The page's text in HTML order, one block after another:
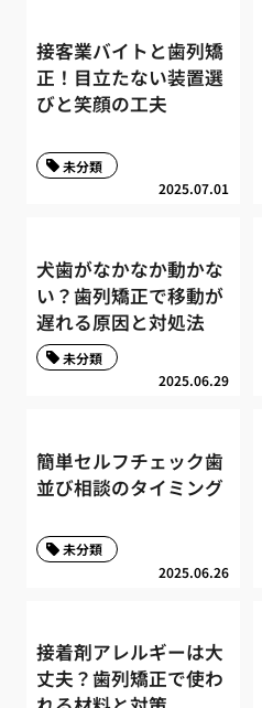
接客業バイトと歯列矯
正！目立たない装置選
びと笑顔の工夫
2025.07.01
未分類
犬歯がなかなか動かな
い？歯列矯正で移動が
遅れる原因と対処法
2025.06.29
未分類
簡単セルフチェック歯
並び相談のタイミング
2025.06.26
未分類
接着剤アレルギーは大
丈夫？歯列矯正で使わ